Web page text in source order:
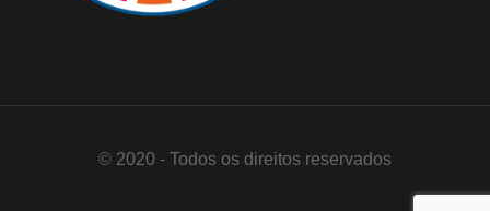
© 2020 - Todos os direitos reservados